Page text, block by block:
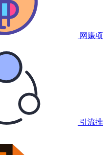
网赚项
引流推